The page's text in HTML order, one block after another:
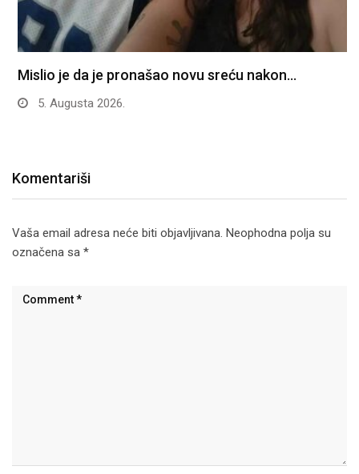
Mislio je da je pronašao novu sreću nakon…
5. Augusta 2026.
Komentariši
Vaša email adresa neće biti objavljivana. Neophodna polja su
označena sa *